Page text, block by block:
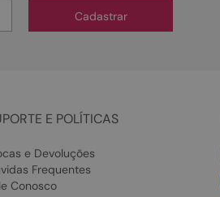
Cadastrar
E POLÍTICAS
e Devoluções
Frequentes
Conosco